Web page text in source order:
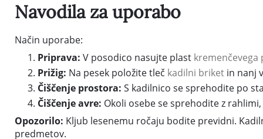
Navodila za uporabo
Način uporabe:
Priprava: V posodico nasujte plast kremenčevega
Prižig: Na pesek položite tleč kadilni briket in nanj
Čiščenje prostora: S kadilnico se sprehodite po
Čiščenje avre: Okoli osebe se sprehodite z
Opozorilo: Kljub lesenemu ročaju bodite previdni.
predmetov.